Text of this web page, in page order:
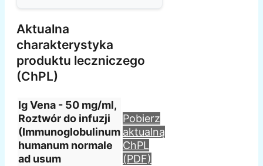
Aktualna
charakterystyka
produktu leczniczego
(ChPL)
Ig Vena - 50 mg/ml,
Roztwór do infuzji
(Immunoglobulinum
humanum normale
ad usum
Pobierz
aktualną
ChPL
(PDF)